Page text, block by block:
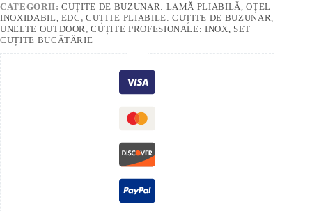
CATEGORII:CUȚITE DE BUZUNAR: LAMĂ PLIABILĂ, OȚEL
INOXIDABIL, EDC,CUȚITE PLIABILE: CUȚITE DE BUZUNAR,
UNELTE OUTDOOR,CUȚITE PROFESIONALE: INOX, SET
CUȚITE BUCĂTĂRIE